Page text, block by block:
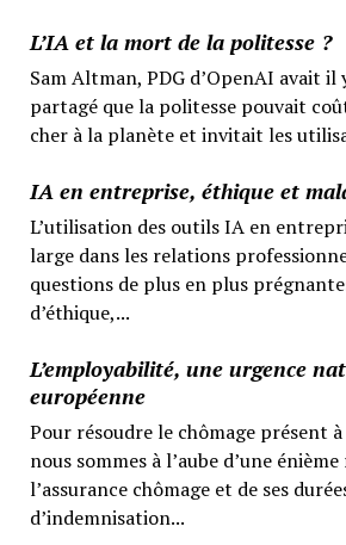
L’IA et la mort de la politesse ?
Sam Altman, PDG d’OpenAI avait il
partagé que la politesse pouvait
cher à la planète et invitait les
IA en entreprise, éthique et
L’utilisation des outils IA en
large dans les relations
questions de plus en plus
d’éthique,...
L’employabilité, une urgence
européenne
Pour résoudre le chômage présent
nous sommes à l’aube d’une
l’assurance chômage et de ses
d’indemnisation...